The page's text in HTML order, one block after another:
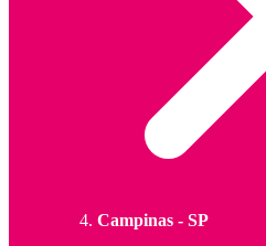
Campinas - SP